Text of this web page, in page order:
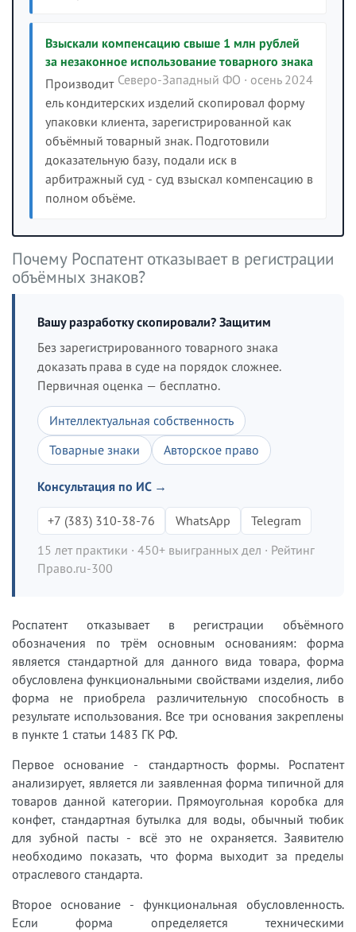
Взыскали компенсацию свыше 1 млн рублей
за незаконное использование товарного знака
Северо-Западный ФО · осень 2024
Производит
ель кондитерских изделий скопировал форму
упаковки клиента, зарегистрированной как
объёмный товарный знак. Подготовили
доказательную базу, подали иск в
арбитражный суд - суд взыскал компенсацию в
полном объёме.
Почему Роспатент отказывает в регистрации
объёмных знаков?
Вашу разработку скопировали? Защитим
Без зарегистрированного товарного знака
доказать права в суде на порядок сложнее.
Первичная оценка — бесплатно.
Интеллектуальная собственность
Товарные знаки
Авторское право
Консультация по ИС →
+7 (383) 310-38-76 WhatsApp
Telegram
15 лет практики · 450+ выигранных дел · Рейтинг
Право.ru-300
Роспатент отказывает в регистрации объёмного
обозначения по трём основным основаниям: форма
является стандартной для данного вида товара, форма
обусловлена функциональными свойствами изделия, либо
форма не приобрела различительную способность в
результате использования. Все три основания закреплены
в пункте 1 статьи 1483 ГК РФ.
Первое основание - стандартность формы. Роспатент
анализирует, является ли заявленная форма типичной для
товаров данной категории. Прямоугольная коробка для
конфет, стандартная бутылка для воды, обычный тюбик
для зубной пасты - всё это не охраняется. Заявителю
необходимо показать, что форма выходит за пределы
отраслевого стандарта.
Второе основание - функциональная обусловленность.
Если форма определяется техническими